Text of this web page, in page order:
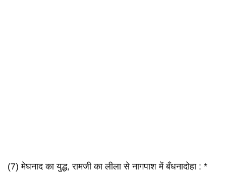
(7) मेघनाद का युद्ध, रामजी का लीला से नागपाश में बँधनादोहा : *